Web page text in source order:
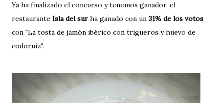
Ya ha finalizado el concurso y tenemos ganador, el
restaurante Isla del sur ha ganado con un 31% de los votos
con "La tosta de jamón ibérico con trigueros y huevo de
codorniz".